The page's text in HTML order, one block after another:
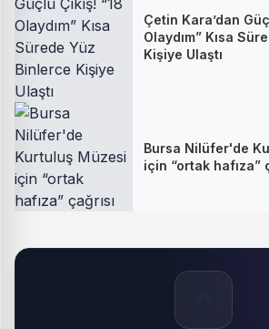
Çetin Kara’dan
Olaydım” Kısa
Kişiye Ulaştı
Bursa Nilüfer'de
için “ortak hafıza”